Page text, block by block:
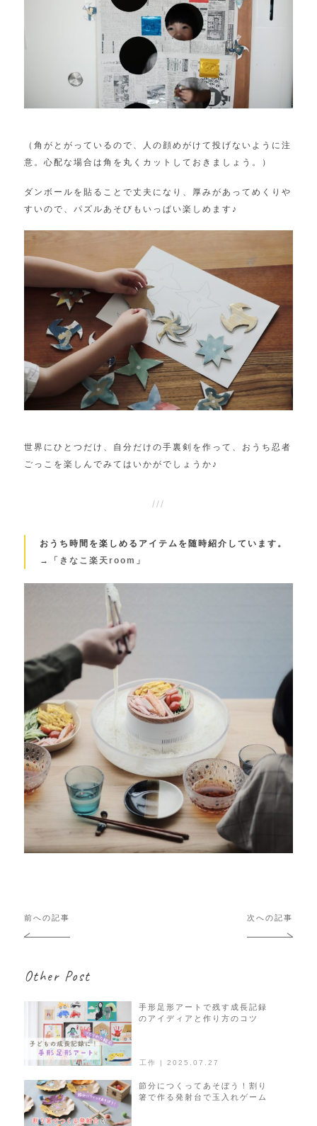
（角がとがっているので、人の顔めがけて投げないように注
意。心配な場合は角を丸くカットしておきましょう。）
ダンボールを貼ることで丈夫になり、厚みがあってめくりや
すいので、パズルあそびもいっぱい楽しめます♪
世界にひとつだけ、自分だけの手裏剣を作って、おうち忍者
ごっこを楽しんでみてはいかがでしょうか♪
おうち時間を楽しめるアイテムを随時紹介しています。
→
「きなこ楽天room」
投
稿
ゲ
前への記事 次への記事
Other Post
工作 | 2025.07.27
手形足形アートで残す成長記録
のアイディアと作り方のコツ
節分につくってあそぼう！割り
箸で作る発射台で玉入れゲーム